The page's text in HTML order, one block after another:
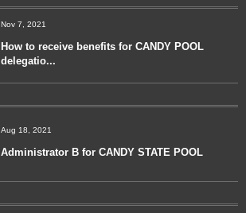
Nov 7, 2021
How to receive benefits for CANDY POOL
delegatio...
Aug 18, 2021
Administrator B for CANDY STATE POOL